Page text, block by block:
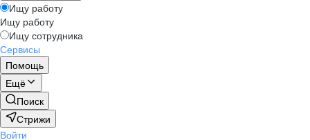
Ищу работу
Ищу работу
Ищу сотрудника
Сервисы
Помощь
Ещё
Поиск
Стрижи
Войти